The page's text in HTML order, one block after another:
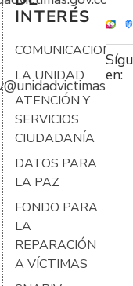
INTERÉS
COMUNICACIONES
LA UNIDAD
ATENCIÓN Y
SERVICIOS
CIUDADANÍA
DATOS PARA
LA PAZ
FONDO PARA
LA
REPARACIÓN
A VÍCTIMAS
en: